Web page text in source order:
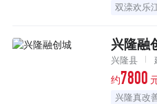
兴隆融
兴隆县
约7800
兴隆真改